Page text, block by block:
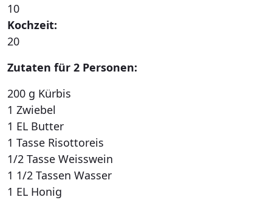
10
Kochzeit:
20
Zutaten für 2 Personen:
200 g Kürbis
1 Zwiebel
1 EL Butter
1 Tasse Risottoreis
1/2 Tasse Weisswein
1 1/2 Tassen Wasser
1 EL Honig